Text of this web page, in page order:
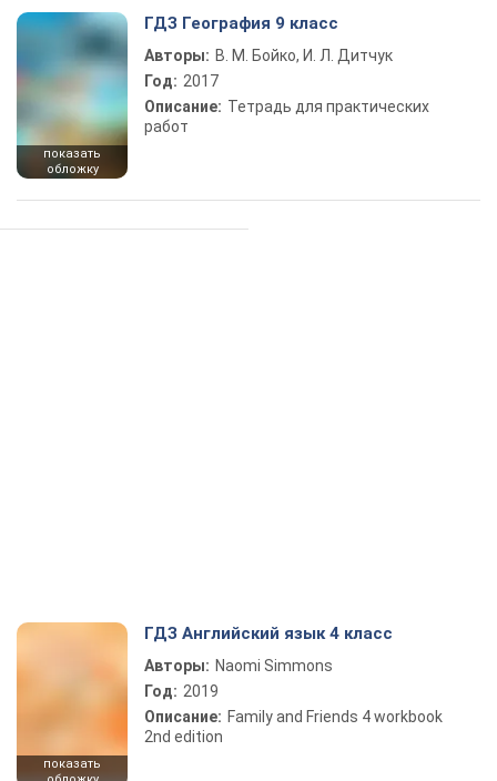
показать
обложку
ГДЗ География 9 класс
Авторы: В. М. Бойко, И. Л. Дитчук
Год: 2017
Описание: Тетрадь для практических
работ
показать
ГДЗ Английский язык 4 класс
Авторы: Naomi Simmons
Год: 2019
Описание: Family and Friends 4 workbook
2nd edition